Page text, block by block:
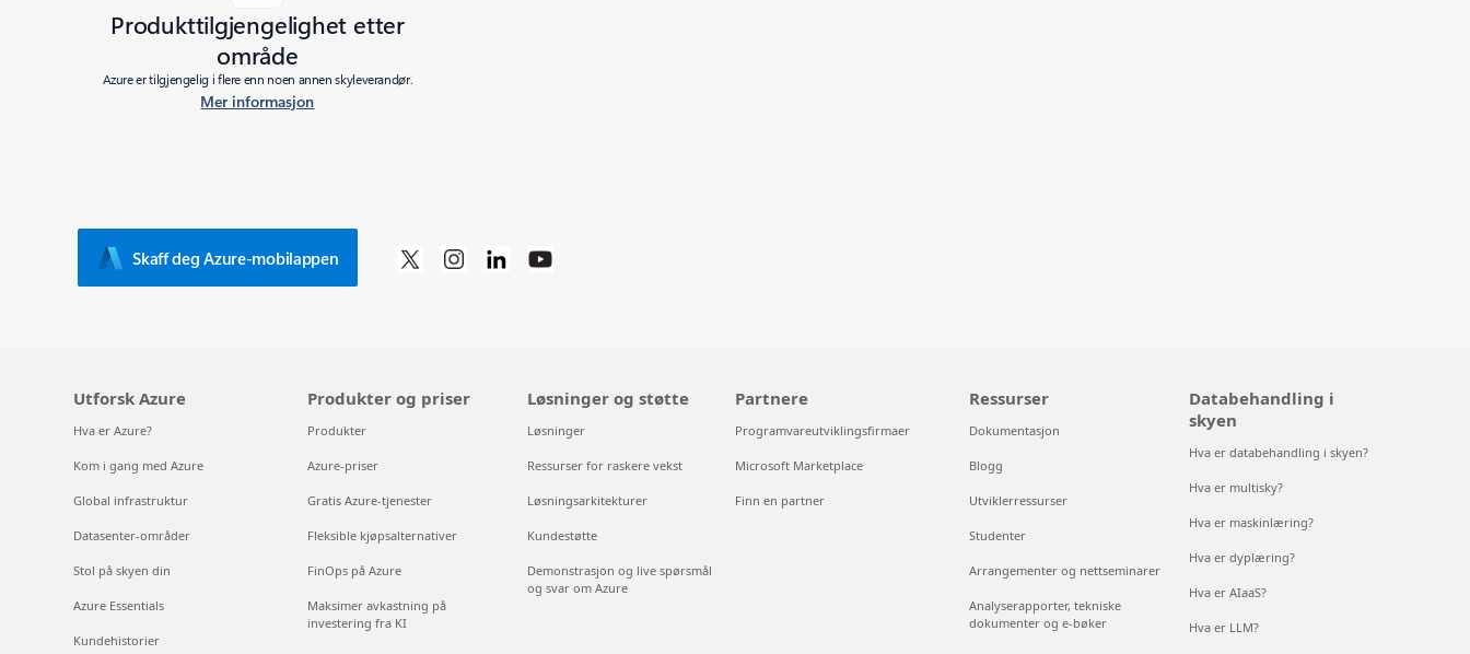
Last modified:10/13/2020
Produkttilgjengelighet etter
område
Azure er tilgjengelig i flere enn noen annen skyleverandør.
Mer informasjon
Skaff deg Azure-mobilappen
Utforsk Azure
Hva er Azure?
Kom i gang med Azure
Global infrastruktur
Datasenter-områder
Stol på skyen din
Azure Essentials
Kundehistorier
Produkter og priser
Produkter
Azure-priser
Gratis Azure-tjenester
Fleksible kjøpsalternativer
FinOps på Azure
Maksimer avkastning på
investering fra KI
Løsninger og støtte
Løsninger
Ressurser for raskere vekst
Løsningsarkitekturer
Kundestøtte
Demonstrasjon og live spørsmål
og svar om Azure
Partnere
Programvareutviklingsfirmaer
Microsoft Marketplace
Finn en partner
Ressurser
Dokumentasjon
Blogg
Utviklerressurser
Studenter
Arrangementer og nettseminarer
Analyserapporter, tekniske
dokumenter og e-bøker
Databehandling i
skyen
Hva er databehandling i skyen?
Hva er multisky?
Hva er maskinlæring?
Hva er dyplæring?
Hva er AIaaS?
Hva er LLM?